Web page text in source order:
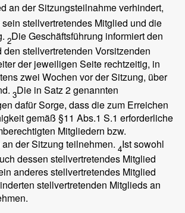
an der Sitzungsteilnahme verhindert,
stellvertretendes Mitglied und die
2Die Geschäftsführung informiert den
den stellvertretenden Vorsitzenden
der jeweiligen Seite rechtzeitig, in
zwei Wochen vor der Sitzung, über
3Die in Satz 2 genannten
dafür Sorge, dass die zum Erreichen
gemäß §11 Abs.1 S.1 erforderliche
Mitgliedern bzw.
der Sitzung teilnehmen. 4Ist sowohl
dessen stellvertretendes Mitglied
anderes stellvertretendes Mitglied
stellvertretenden Mitglieds an